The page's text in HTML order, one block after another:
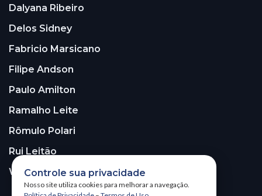
Dalyana Ribeiro
Delos Sidney
Fabricio Marsicano
Filipe Andson
Paulo Amilton
Ramalho Leite
Rômulo Polari
Rui Leitão
Walter Santos
Controle sua privacidade
Nosso site utiliza cookies para melhorar a navegação.